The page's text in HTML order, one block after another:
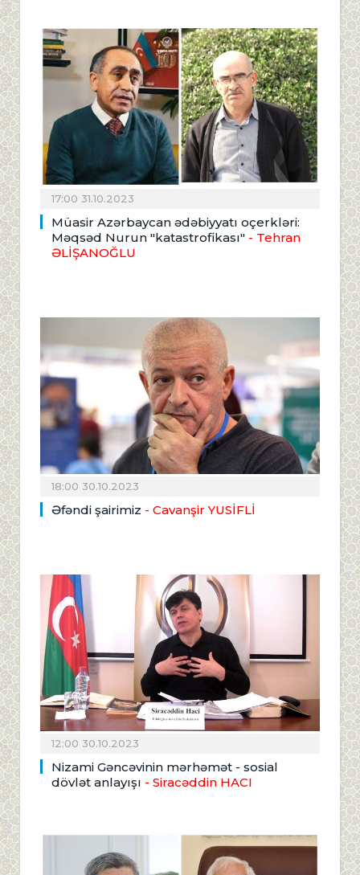
17:00 31.10.2023
Müasir Azərbaycan ədəbiyyatı oçerkləri:
Məqsəd Nurun "katastrofikası" - Tehran
ƏLİŞANOĞLU
18:00 30.10.2023
Əfəndi şairimiz - Cavanşir YUSİFLİ
12:00 30.10.2023
Nizami Gəncəvinin mərhəmət - sosial
dövlət anlayışı - Siracəddin HACI